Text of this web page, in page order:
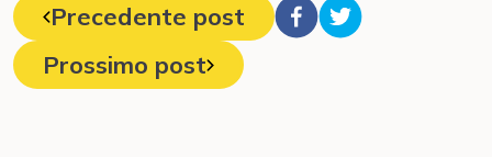
Precedente post
Prossimo post